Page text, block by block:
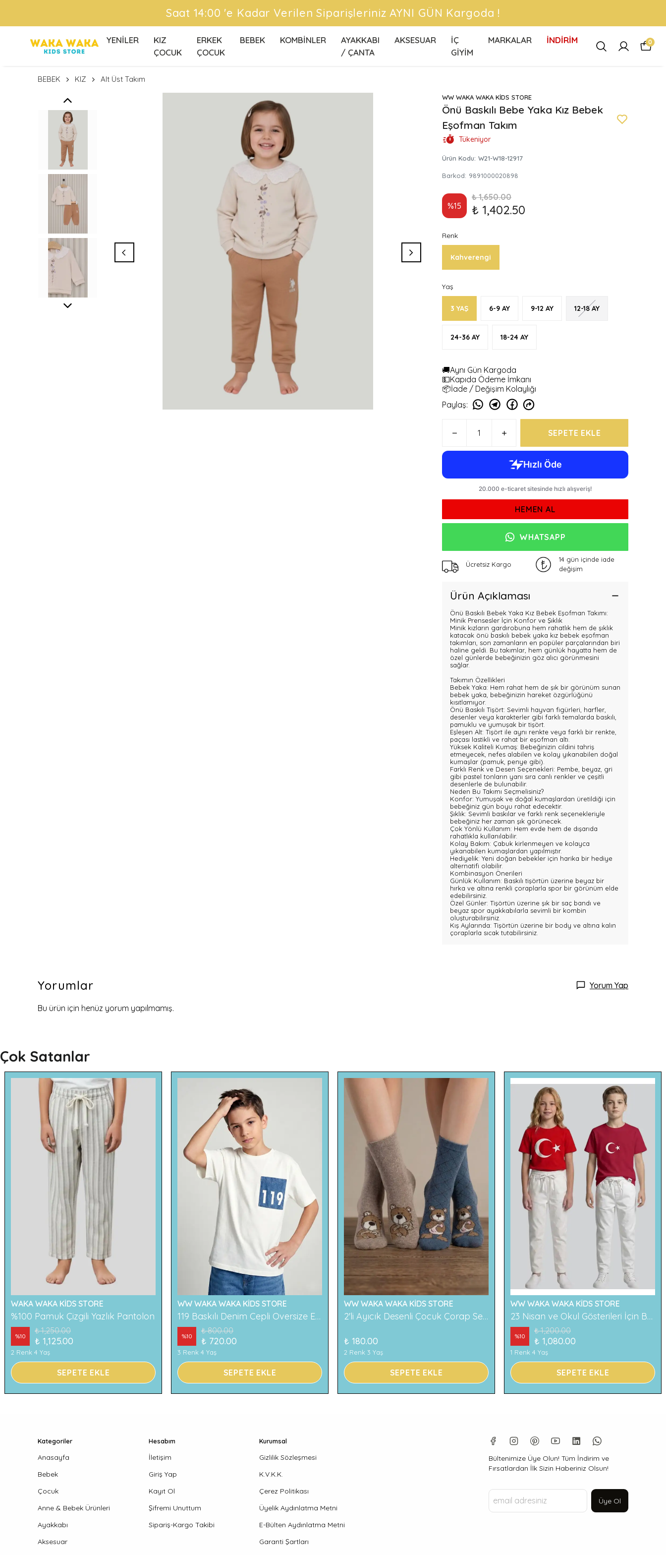
ÜCRETSİZ KARGO FIRSATLARINI KAÇIRMA !
YENİLER
KIZ
ÇOCUK
ERKEK
ÇOCUK
BEBEK KOMBİNLER
AYAKKABI
/ ÇANTA
AKSESUAR
İÇ
GİYİM
MARKALAR İNDİRİM 0
BEBEK KIZ Alt Üst Takım
WW WAKA WAKA KİDS STORE
Önü Baskılı Bebe Yaka Kız Bebek
Eşofman Takım
Tükeniyor
Ürün Kodu: W21-W18-12917
Barkod: 9891000020898
%15
₺ 1,650.00
₺ 1,402.50
Renk
Kahverengi
Yaş
3 YAŞ 6-9 AY 9-12 AY 12-18 AY
24-36 AY 18-24 AY
🚚Aynı Gün Kargoda
💵Kapıda Ödeme İmkanı
📦İade / Değişim Kolaylığı
Paylaş:
SEPETE EKLE
HEMEN AL
WHATSAPP
Ücretsiz Kargo
14 gün içinde iade
değişim
Ürün Açıklaması
Önü Baskılı Bebek Yaka Kız Bebek Eşofman Takımı:
Minik Prensesler İçin Konfor ve Şıklık
Minik kızların gardırobuna hem rahatlık hem de şıklık
katacak önü baskılı bebek yaka kız bebek eşofman
takımları, son zamanların en popüler parçalarından biri
haline geldi. Bu takımlar, hem günlük hayatta hem de
özel günlerde bebeğinizin göz alıcı görünmesini
sağlar.
Takımın Özellikleri
Bebek Yaka: Hem rahat hem de şık bir görünüm sunan
bebek yaka, bebeğinizin hareket özgürlüğünü
kısıtlamıyor.
Önü Baskılı Tişört: Sevimli hayvan figürleri, harfler,
desenler veya karakterler gibi farklı temalarda baskılı,
pamuklu ve yumuşak bir tişört.
Eşleşen Alt: Tişört ile aynı renkte veya farklı bir renkte,
paçası lastikli ve rahat bir eşofman altı.
Yüksek Kaliteli Kumaş: Bebeğinizin cildini tahriş
etmeyecek, nefes alabilen ve kolay yıkanabilen doğal
kumaşlar (pamuk, penye gibi).
Farklı Renk ve Desen Seçenekleri: Pembe, beyaz, gri
gibi pastel tonların yanı sıra canlı renkler ve çeşitli
desenlerle de bulunabilir.
Neden Bu Takımı Seçmelisiniz?
Konfor: Yumuşak ve doğal kumaşlardan üretildiği için
bebeğiniz gün boyu rahat edecektir.
Şıklık: Sevimli baskılar ve farklı renk seçenekleriyle
bebeğiniz her zaman şık görünecek.
Çok Yönlü Kullanım: Hem evde hem de dışarıda
rahatlıkla kullanılabilir.
Kolay Bakım: Çabuk kirlenmeyen ve kolayca
yıkanabilen kumaşlardan yapılmıştır.
Hediyelik: Yeni doğan bebekler için harika bir hediye
alternatifi olabilir.
Kombinasyon Önerileri
Günlük Kullanım: Baskılı tişörtün üzerine beyaz bir
hırka ve altına renkli çoraplarla spor bir görünüm elde
edebilirsiniz.
Özel Günler: Tişörtün üzerine şık bir saç bandı ve
beyaz spor ayakkabılarla sevimli bir kombin
oluşturabilirsiniz.
Kış Aylarında: Tişörtün üzerine bir body ve altına kalın
çoraplarla sıcak tutabilirsiniz.
Yorumlar Yorum Yap
Bu ürün için henüz yorum yapılmamış.
Çok Satanlar
WAKA WAKA KİDS STORE
%100 Pamuk Çizgili Yazlık Pantolon
%10
₺ 1,250.00
₺ 1,125.00
2 Renk 4 Yaş
SEPETE EKLE
WW WAKA WAKA KİDS STORE
119 Baskılı Denim Cepli Oversize Erkek Çocuk Tişört
%10
₺ 800.00
₺ 720.00
3 Renk 4 Yaş
SEPETE EKLE
WW WAKA WAKA KİDS STORE
2'li Ayıcık Desenli Çocuk Çorap Seti Renkli ve Eğlenceli Desenler Rahat ve Yumuşak Kumaş
₺ 180.00
2 Renk 3 Yaş
SEPETE EKLE
WW WAKA WAKA KİDS STORE
23 Nisan ve Okul Gösterileri İçin Beyaz Çocuk Pantolonu
%10
₺ 1,200.00
₺ 1,080.00
1 Renk 4 Yaş
SEPETE EKLE
Kategoriler
Anasayfa
Bebek
Çocuk
Anne & Bebek Ürünleri
Ayakkabı
Aksesuar
Hesabım
İletişim
Giriş Yap
Kayıt Ol
Şifremi Unuttum
Sipariş-Kargo Takibi
Kurumsal
Gizlilik Sözleşmesi
K.V.K.K.
Çerez Politikası
Üyelik Aydınlatma Metni
E-Bülten Aydınlatma Metni
Garanti Şartları
Bültenimize Üye Olun! Tüm İndirim ve
Fırsatlardan İlk Sizin Haberiniz Olsun!
Üye Ol